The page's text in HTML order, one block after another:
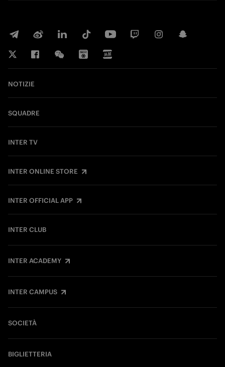
NOTIZIE
SQUADRE
INTER TV
INTER ONLINE STORE
INTER OFFICIAL APP
INTER CLUB
INTER ACADEMY
INTER CAMPUS
SOCIETÀ
BIGLIETTERIA